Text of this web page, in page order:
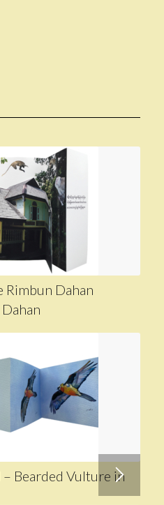
Rimbun Dahan
Bearded Vulture in